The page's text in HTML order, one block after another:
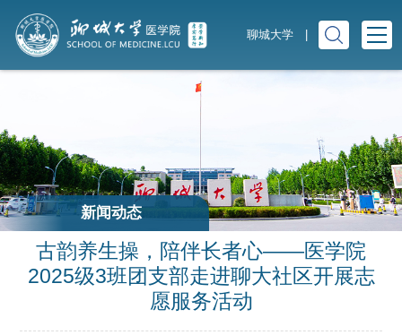
聊城大学
新闻动态
古韵养生操，陪伴长者心——医学院
2025级3班团支部走进聊大社区开展志
愿服务活动